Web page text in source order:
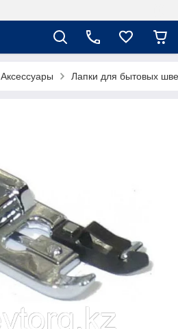
Аксессуары Лапки для бытовых